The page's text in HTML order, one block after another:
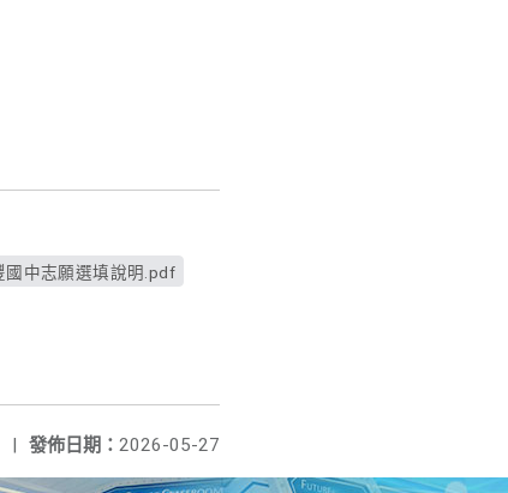
國中志願選填說明.pdf
發佈日期： 2026-05-27
|